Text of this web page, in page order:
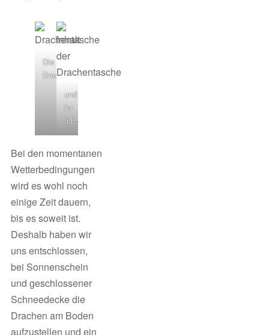
Die
Drachentasche
und
ihr
Inhalt
Bei den momentanen
Wetterbedingungen
wird es wohl noch
einige Zeit dauern,
bis es soweit ist.
Deshalb haben wir
uns entschlossen,
bei Sonnenschein
und geschlossener
Schneedecke die
Drachen am Boden
aufzustellen und ein